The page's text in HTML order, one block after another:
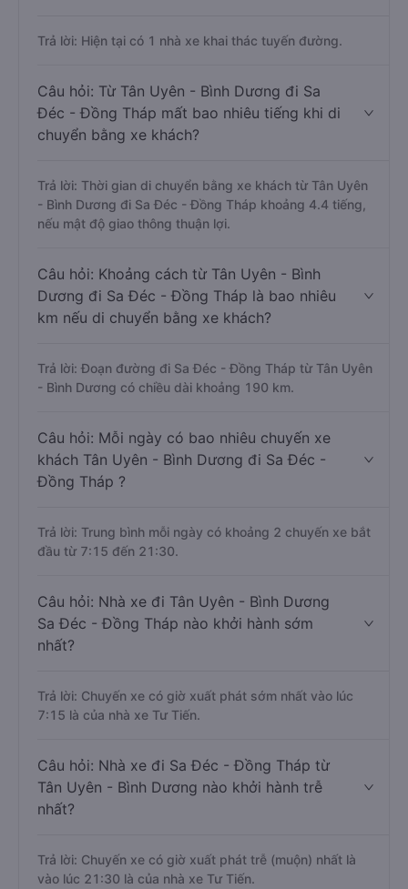
Trả lời: Hiện tại có 1 nhà xe khai thác tuyến đường.
Câu hỏi: Từ Tân Uyên - Bình Dương đi Sa
Đéc - Đồng Tháp mất bao nhiêu tiếng khi di
chuyển bằng xe khách?
Trả lời: Thời gian di chuyển bằng xe khách từ Tân Uyên
- Bình Dương đi Sa Đéc - Đồng Tháp khoảng 4.4 tiếng,
nếu mật độ giao thông thuận lợi.
Câu hỏi: Khoảng cách từ Tân Uyên - Bình
Dương đi Sa Đéc - Đồng Tháp là bao nhiêu
km nếu di chuyển bằng xe khách?
Trả lời: Đoạn đường đi Sa Đéc - Đồng Tháp từ Tân Uyên
- Bình Dương có chiều dài khoảng 190 km.
Câu hỏi: Mỗi ngày có bao nhiêu chuyến xe
khách Tân Uyên - Bình Dương đi Sa Đéc -
Đồng Tháp ?
Trả lời: Trung bình mỗi ngày có khoảng 2 chuyến xe bắt
đầu từ 7:15 đến 21:30.
Câu hỏi: Nhà xe đi Tân Uyên - Bình Dương
Sa Đéc - Đồng Tháp nào khởi hành sớm
nhất?
Trả lời: Chuyến xe có giờ xuất phát sớm nhất vào lúc
7:15 là của nhà xe Tư Tiến.
Câu hỏi: Nhà xe đi Sa Đéc - Đồng Tháp từ
Tân Uyên - Bình Dương nào khởi hành trễ
nhất?
Trả lời: Chuyến xe có giờ xuất phát trễ (muộn) nhất là
vào lúc 21:30 là của nhà xe Tư Tiến.